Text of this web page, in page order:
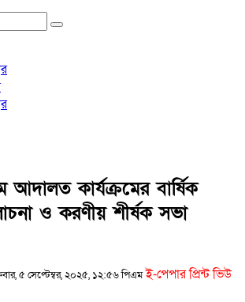
আদালত কার্যক্রমের বার্ষিক
ও করণীয় শীর্ষক সভা
৫ সেপ্টেম্বর, ২০২৫, ১২:৫৬ পিএম ই-পেপার প্রিন্ট ভিউ